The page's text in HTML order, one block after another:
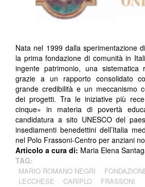
Nata nel 1999 dalla sperimentazione
la prima fondazione di comunità in
ingente patrimonio, una sistematica
grazie a un rapporto consolidato
grande credibilità e un meccanismo
dei progetti. Tra le iniziative più
cinque» in materia di povertà
candidatura a sito UNESCO del
insediamenti benedettini dell’Italia
nel Polo Frassoni-Centro per anziani
Articolo a cura di: Maria Elena
TAG:
MARIO ROMANO NEGRI
LECCHESE
CARIPLO FRASSONI